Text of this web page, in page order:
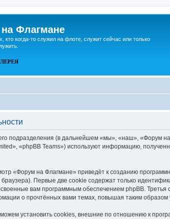
Флагмане
кто когда-то служил на флоте, служит сейчас или только
подразделения (в дальнейшем «мы», «наш», «Форум
«phpBB Teams») используют информацию,
«Форум на Флагмане» приведёт к созданию
Первые две cookie содержат только
вам программным обеспечением phpBB.
о прочтённых вами темах, повышая таким
установить cookies, внешние по отношению к